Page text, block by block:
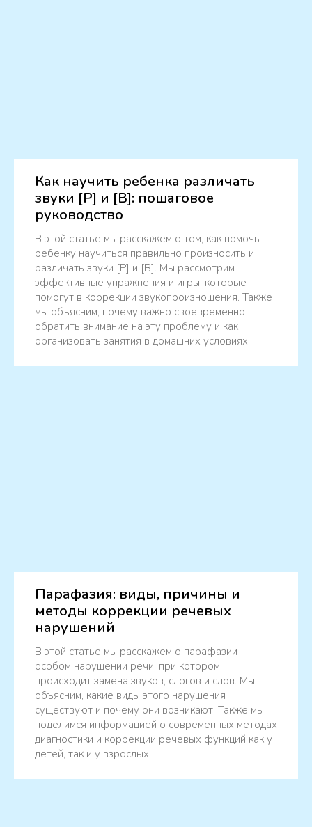
Как научить ребенка различать
звуки [Р] и [В]: пошаговое
руководство
В этой статье мы расскажем о том, как помочь
ребенку научиться правильно произносить и
различать звуки [Р] и [В]. Мы рассмотрим
эффективные упражнения и игры, которые
помогут в коррекции звукопроизношения. Также
мы объясним, почему важно своевременно
обратить внимание на эту проблему и как
организовать занятия в домашних условиях.
Парафазия: виды, причины и
методы коррекции речевых
нарушений
В этой статье мы расскажем о парафазии —
особом нарушении речи, при котором
происходит замена звуков, слогов и слов. Мы
объясним, какие виды этого нарушения
существуют и почему они возникают. Также мы
поделимся информацией о современных методах
диагностики и коррекции речевых функций как у
детей, так и у взрослых.